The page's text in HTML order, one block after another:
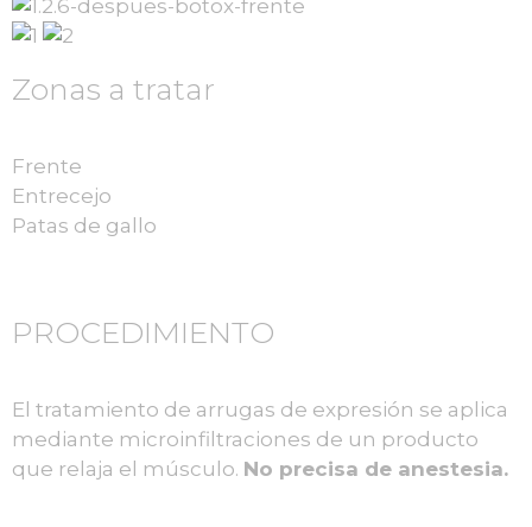
Zonas a tratar
Frente
Entrecejo
Patas de gallo
PROCEDIMIENTO
El tratamiento de arrugas de expresión se aplica
mediante microinfiltraciones de un producto
que relaja el músculo. No precisa de anestesia.